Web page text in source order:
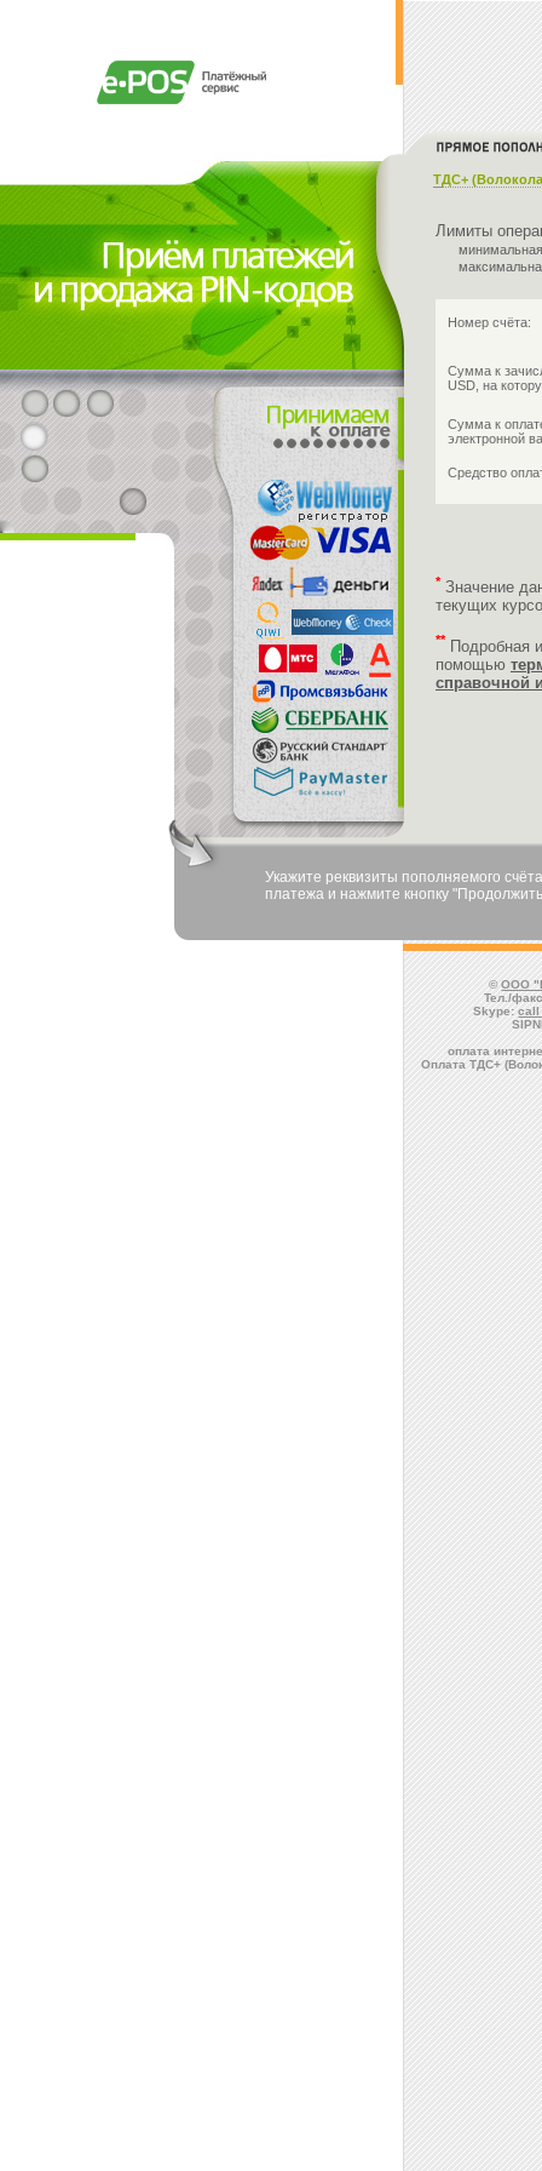
ТДС+
Лимиты
Номер счёта:
Сумма к
USD, на
Сумма к
электронной
Средство
* Значение
текущих
** Подробная
помощью
справочной
Укажите реквизиты пополняемого
платежа и нажмите кнопку
©ООО
Тел./
Skype:
оплата
Оплата ТДС+